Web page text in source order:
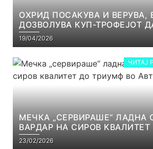
ОХРИД ПОСАКУВА И ВЕРУВА,
ДОЗВОЛУВА КУП-ТРОФЕЈОТ
ОД СКОПЈЕ
19/04/2026
ЧИТАЈ
МЕЧКА „СЕРВИРАШЕ“ ЛАДНА
ВАРДАР НА СИРОВ
ВО АВТОКОМАНДА
23/02/2026